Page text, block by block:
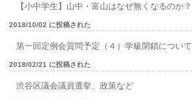
【小中学生】山中・富山はなぜ無くなるのか？
2018/10/02 に投稿された
第一回定例会質問予定（４）学級閉鎖について
2018/02/21 に投稿された
渋谷区議会議員選挙、政策など